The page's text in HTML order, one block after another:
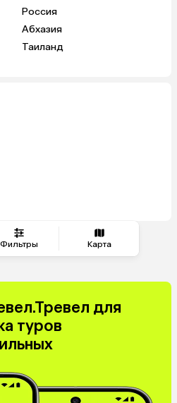
Фильтры Карта
Россия
Абхазия
Таиланд
для
туров